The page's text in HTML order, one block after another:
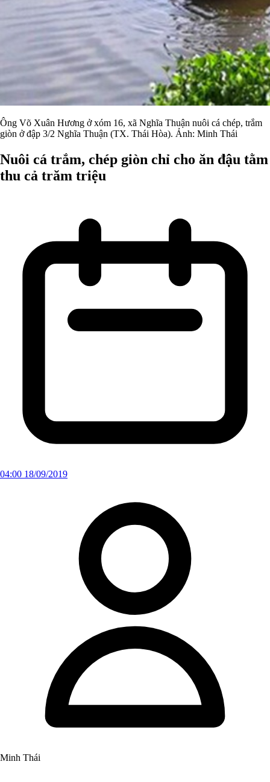
Ông Võ Xuân Hương ở xóm 16, xã Nghĩa Thuận nuôi cá chép, trắm
giòn ở đập 3/2 Nghĩa Thuận (TX. Thái Hòa). Ảnh: Minh Thái
Nuôi cá trắm, chép giòn chỉ cho ăn đậu tằm
thu cả trăm triệu
04:00 18/09/2019
Minh Thái